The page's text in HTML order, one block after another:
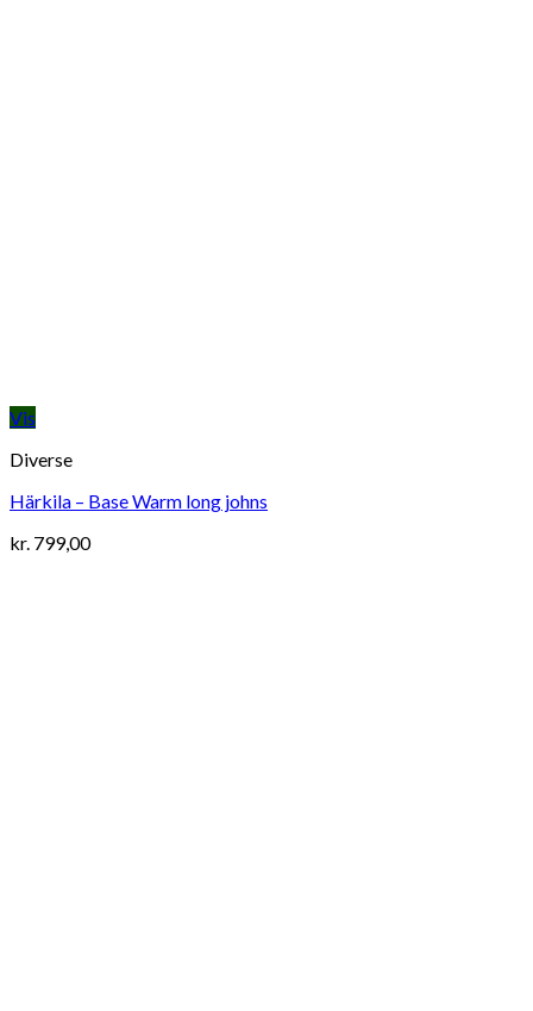
Vis
Diverse
Härkila – Base Warm long johns
kr. 799,00